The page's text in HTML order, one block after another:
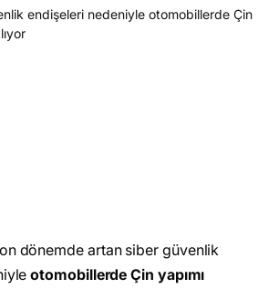
dönemde artan siber güvenlik
otomobillerde Çin yapımı